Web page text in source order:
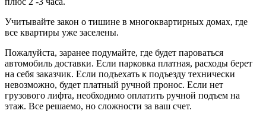
Учитывайте закон о тишине в многоквартирных домах, где
все квартиры уже заселены.
Пожалуйста, заранее подумайте, где будет пароваться
автомобиль доставки. Если парковка платная, расходы берет
на себя заказчик. Если подъехать к подъезду технически
невозможно, будет платный ручной пронос. Если нет
грузового лифта, необходимо оплатить ручной подъем на
этаж. Все решаемо, но сложности за ваш счет.